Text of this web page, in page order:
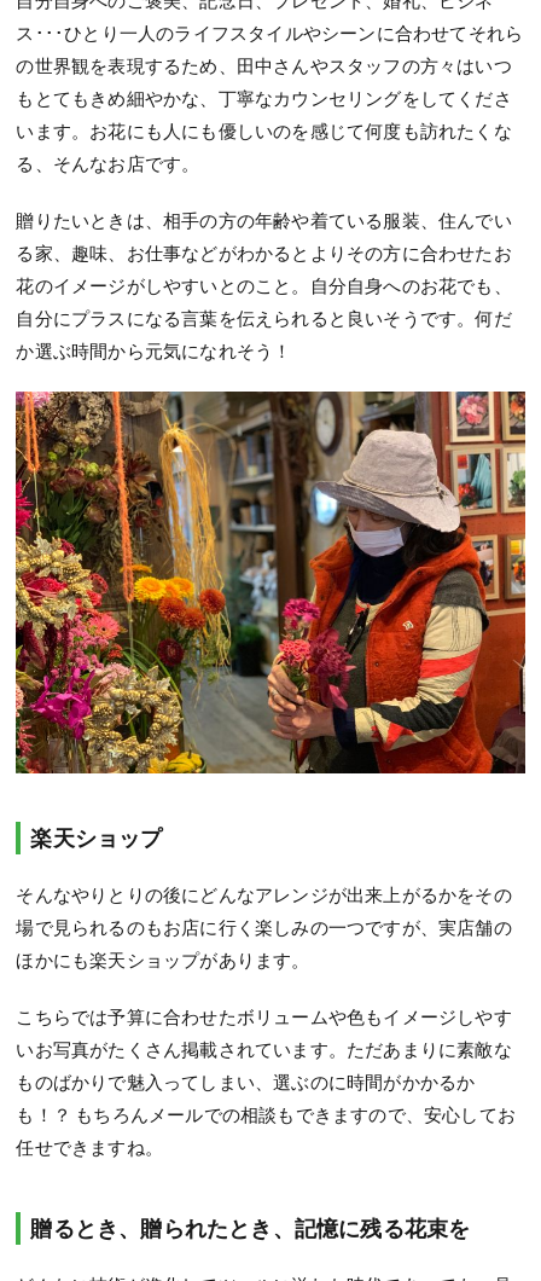
ス･･･ひとり一人のライフスタイルやシーンに合わせてそれら
の世界観を表現するため、田中さんやスタッフの方々はいつ
もとてもきめ細やかな、丁寧なカウンセリングをしてくださ
います。お花にも人にも優しいのを感じて何度も訪れたくな
る、そんなお店です。
贈りたいときは、相手の方の年齢や着ている服装、住んでい
る家、趣味、お仕事などがわかるとよりその方に合わせたお
花のイメージがしやすいとのこと。自分自身へのお花でも、
自分にプラスになる言葉を伝えられると良いそうです。何だ
か選ぶ時間から元気になれそう！
楽天ショップ
そんなやりとりの後にどんなアレンジが出来上がるかをその
場で見られるのもお店に行く楽しみの一つですが、実店舗の
ほかにも楽天ショップがあります。
こちらでは予算に合わせたボリュームや色もイメージしやす
いお写真がたくさん掲載されています。ただあまりに素敵な
ものばかりで魅入ってしまい、選ぶのに時間がかかるか
も！？ もちろんメールでの相談もできますので、安心してお
任せできますね。
贈るとき、贈られたとき、記憶に残る花束を